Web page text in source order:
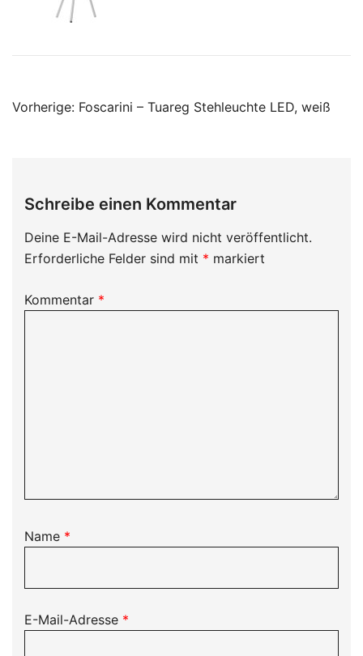
Beitragsnavigation
Vorherige: Foscarini – Tuareg Stehleuchte LED, weiß
Schreibe einen Kommentar
Deine E-Mail-Adresse wird nicht veröffentlicht.
Erforderliche Felder sind mit * markiert
Kommentar *
Name *
E-Mail-Adresse *